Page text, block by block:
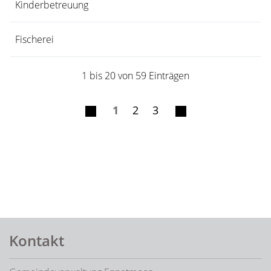
Kinderbetreuung
Fischerei
1 bis 20 von 59 Einträgen
1 2 3
Kontakt